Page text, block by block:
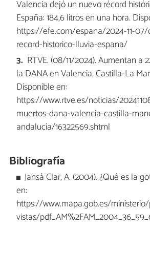
Valencia dejó un nuevo récord
España: 184,6 litros en una hora.
https://efe.com/espana/2024-11-
record-historico-lluvia-espana/
RTVE. (08/11/2024). Aumentan a
la DANA en Valencia, Castilla-La
Disponible en:
https://www.rtve.es/noticias/
muertos-dana-valencia-castilla-
andalucia/16322569.shtml
Bibliografía
Jansà Clar, A. (2004). ¿Qué es la
en:
https://www.mapa.gob.es/
vistas/